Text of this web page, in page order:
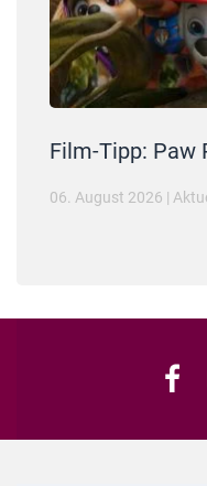
Film-Tipp: Paw
06. August 2026 |